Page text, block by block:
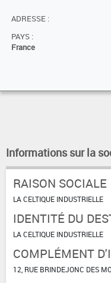
ADRESSE :
PAYS :
France
Informations sur la
RAISON SOCIALE
LA CELTIQUE INDUSTRIELLE
IDENTITÉ DU
LA CELTIQUE INDUSTRIELLE
COMPLÉMENT
12, RUE BRINDEJONC DES